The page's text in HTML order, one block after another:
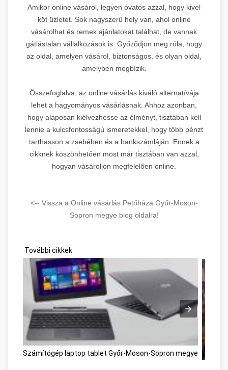
Amikor online vásárol, legyen óvatos azzal, hogy kivel
köt üzletet. Sok nagyszerű hely van, ahol online
vásárolhat és remek ajánlatokat találhat, de vannak
gátlástalan vállalkozások is. Győződjön meg róla, hogy
az oldal, amelyen vásárol, biztonságos, és olyan oldal,
amelyben megbízik.
Összefoglalva, az online vásárlás kiváló alternatívája
lehet a hagyományos vásárlásnak. Ahhoz azonban,
hogy alaposan kiélvezhesse az élményt, tisztában kell
lennie a kulcsfontosságú ismeretekkel, hogy több pénzt
tarthasson a zsebében és a bankszámláján. Ennek a
cikknek köszönhetően most már tisztában van azzal,
hogyan vásároljon megfelelően online.
<-- Vissza a Online vásárlás Petőháza Győr-Moson-
Sopron megye blog oldalra!
További cikkek
Számítógép laptop tablet Győr-Moson-Sopron megye